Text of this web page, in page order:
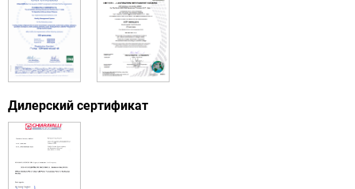
Дилерский сертификат